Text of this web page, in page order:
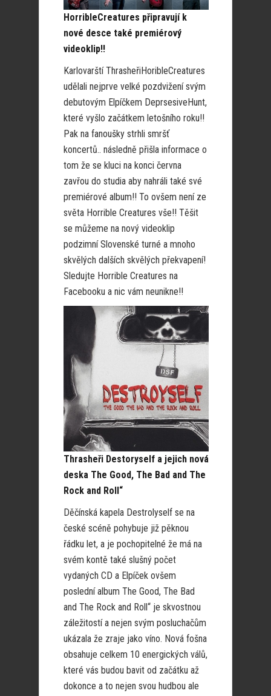
HorribleCreatures připravují k
nové desce také premiérový
videoklip!!
Karlovarští ThrasheřiHoribleCreatures
udělali nejprve velké pozdvižení svým
debutovým Elpíčkem DeprsesiveHunt,
které vyšlo začátkem letošního roku!!
Pak na fanoušky strhli smršť
koncertů.. následně přišla informace o
tom že se kluci na konci června
zavřou do studia aby nahráli také své
premiérové album!! To ovšem není ze
světa Horrible Creatures vše!! Těšit
se můžeme na nový videoklip
podzimní Slovenské turné a mnoho
skvělých dalších skvělých překvapení!
Sledujte Horrible Creatures na
Facebooku a nic vám neunikne!!
Thrasheři Destoryself a jejich nová
deska The Good, The Bad and The
Rock and Roll“
Děčínská kapela Destrolyself se na
české scéně pohybuje již pěknou
řádku let, a je pochopitelné že má na
svém kontě také slušný počet
vydaných CD a Elpíček ovšem
poslední album The Good, The Bad
and The Rock and Roll“ je skvostnou
záležitostí a nejen svým posluchačům
ukázala že zraje jako víno. Nová fošna
obsahuje celkem 10 energických válů,
které vás budou bavit od začátku až
dokonce a to nejen svou hudbou ale